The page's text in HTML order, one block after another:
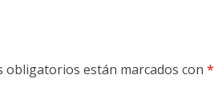
obligatorios están marcados con *